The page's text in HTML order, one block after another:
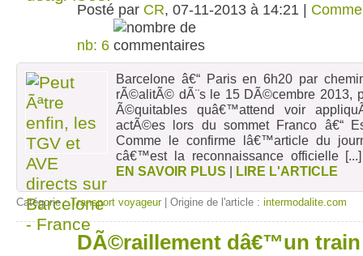
Posté par CR, 07-11-2013 à 14:21 |
nb: 6
Barcelone â€“ Paris en 6h20 par
rÃ©alitÃ© dÃ¨s le 15 DÃ©cembre 2013,
Ã©quitables quâ€™attend voir
actÃ©es lors du sommet Franco â€“
Comme le confirme lâ€™article du
câ€™est la reconnaissance officielle
EN SAVOIR PLUS | LIRE L'ARTICLE
Catégorie :Transport voyageur| Origine de l'article : intermodalite.com
DÃ©raillement dâ€™un